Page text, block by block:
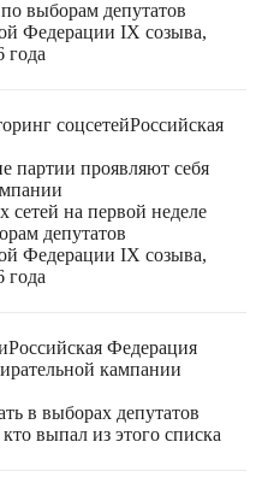
выборам депутатов
Федерации IX созыва,
года
соцсетейРоссийская
партии проявляют себя
сетей на первой неделе
депутатов
Федерации IX созыва,
года
Российская Федерация
кампании
в выборах депутатов
выпал из этого списка